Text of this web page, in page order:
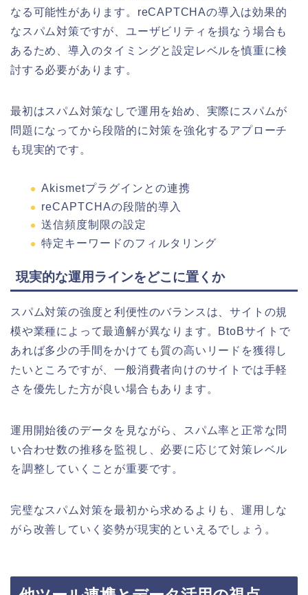
なる可能性があります。reCAPTCHAの導入は効果的
なスパム対策ですが、ユーザビリティを損なう場合も
あるため、導入のタイミングと設定レベルを慎重に検
討する必要があります。
最初はスパム対策なしで運用を始め、実際にスパムが
問題になってから段階的に対策を強化するアプローチ
も現実的です。
Akismetプラグインとの連携
reCAPTCHAの段階的導入
送信頻度制限の設定
特定キーワードのフィルタリング
現実的な運用ラインをどこに置くか
スパム対策の強度と利便性のバランスは、サイトの規
模や業種によって最適解が異なります。BtoBサイトで
あれば多少の手間をかけても質の高いリードを獲得し
たいところですが、一般消費者向けのサイトでは手軽
さを優先した方が良い場合もあります。
運用開始後のデータを見ながら、スパム率と正常な問
い合わせ数の推移を監視し、必要に応じて対策レベル
を調整していくことが重要です。
完璧なスパム対策を最初から求めるよりも、運用しな
がら改善していく姿勢が現実的といえるでしょう。